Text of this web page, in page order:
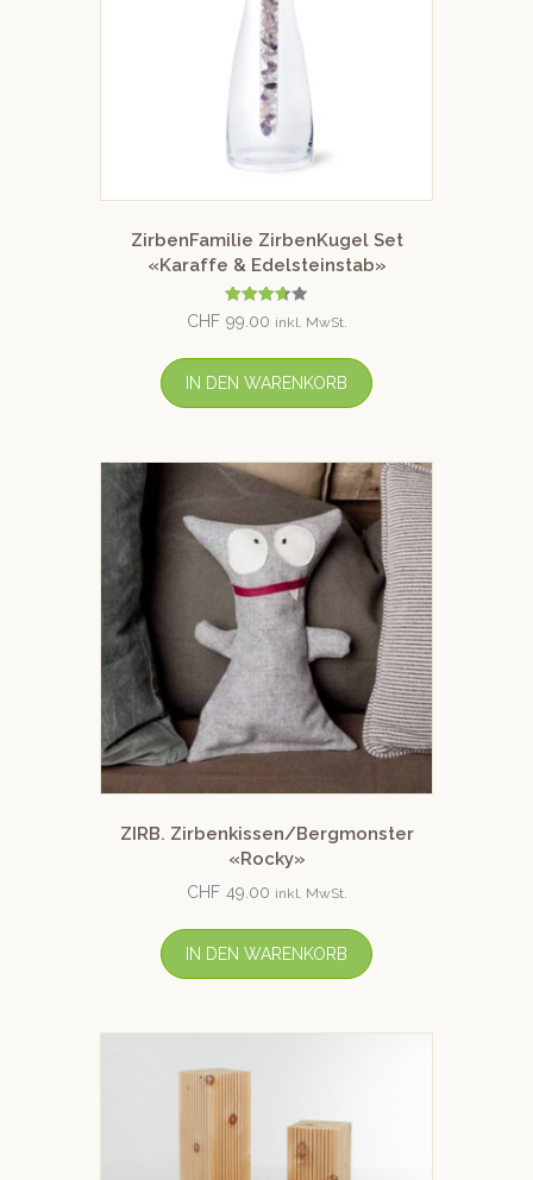
ZirbenFamilie ZirbenKugel Set
«Karaffe & Edelsteinstab»
Bewertet
mit
von 5
CHF 99.00 inkl. MwSt.
IN DEN WARENKORB
ZIRB. Zirbenkissen/Bergmonster
«Rocky»
CHF 49.00 inkl. MwSt.
IN DEN WARENKORB